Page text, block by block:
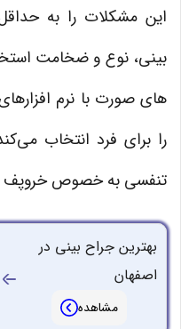
این مشکلات را به
بینی، نوع و ضخامت
های صورت با نرم
را برای فرد انتخاب
تنفسی به خصوص خروپف
بهترین جراح بینی در
اصفهان